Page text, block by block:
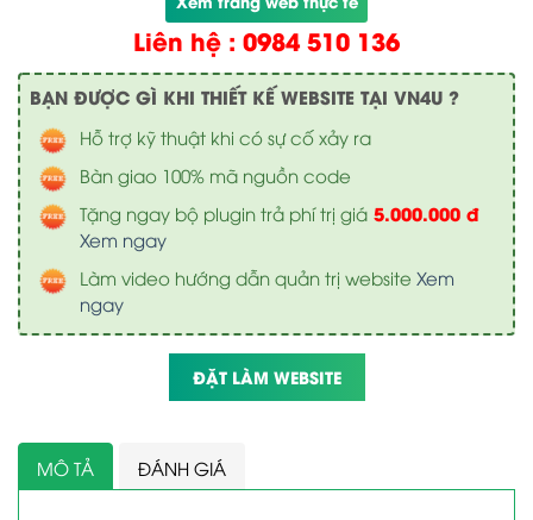
Liên hệ : 0984 510 136
BẠN ĐƯỢC GÌ KHI THIẾT KẾ WEBSITE TẠI VN4U ?
Hỗ trợ kỹ thuật khi có sự cố xảy ra
Bàn giao 100% mã nguồn code
Tặng ngay bộ plugin trả phí trị giá 5.000.000 đ
Xem ngay
Làm video hướng dẫn quản trị website Xem
ngay
ĐẶT LÀM WEBSITE
MÔ TẢ ĐÁNH GIÁ